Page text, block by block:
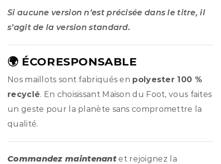
Si aucune version n’est précisée dans le titre, il
s’agit de la version standard.
🌍 ÉCORESPONSABLE
Nos maillots sont fabriqués en polyester 100 %
recyclé. En choisissant Maison du Foot, vous faites
un geste pour la planète sans compromettre la
qualité.
Commandez maintenant et rejoignez la